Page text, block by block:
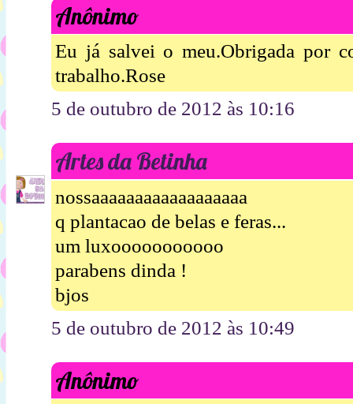
Anônimo
Eu já salvei o meu.Obrigada por
trabalho.Rose
5 de outubro de 2012 às 10:16
Artes da Betinha
nossaaaaaaaaaaaaaaaaaa
q plantacao de belas e feras...
um luxooooooooooo
parabens dinda !
bjos
5 de outubro de 2012 às 10:49
Anônimo